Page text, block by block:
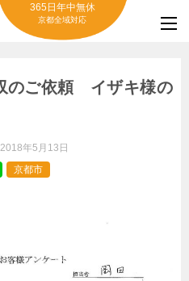
365日年中無休
京都全域対応
のご依頼 イザキ様の
2018年5月13日
京都市